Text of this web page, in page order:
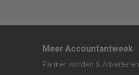
Meer Accountantweek
Partner worden & Adverteren